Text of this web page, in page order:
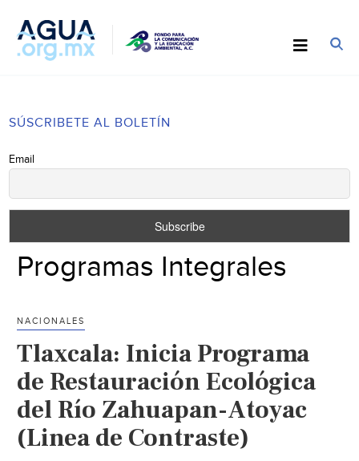
SÚSCRIBETE AL BOLETÍN
Email
Programas Integrales
NACIONALES
Tlaxcala: Inicia Programa
de Restauración Ecológica
del Río Zahuapan-Atoyac
(Linea de Contraste)